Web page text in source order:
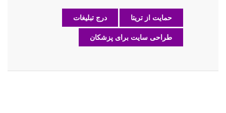
حمایت از تریتا درج تبلیغات
طراحی سایت برای پزشکان